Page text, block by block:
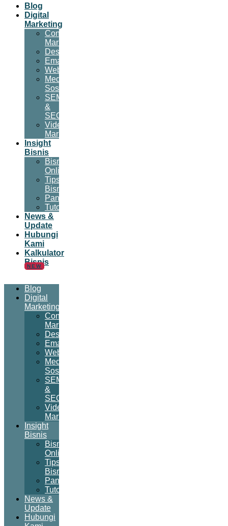
Blog
Digital
Marketing
Content
Marketing
Desain
Email
Website
Media
Sosial
SEM
&
SEO
Video
Marketing
Insight
Bisnis
Bisnis
Online
Tips
Bisnis
Panduan
Tutorial
News &
Update
Hubungi
Kami
Kalkulator
Bisnis
NEW
Blog
Digital
Marketing
Content
Marketing
Desain
Email
Website
Media
Sosial
SEM
&
SEO
Video
Marketing
Insight
Bisnis
Bisnis
Online
Tips
Bisnis
Panduan
Tutorial
News &
Update
Hubungi